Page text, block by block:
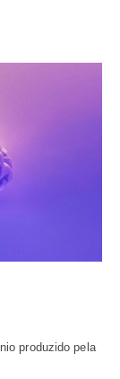
produzido pela